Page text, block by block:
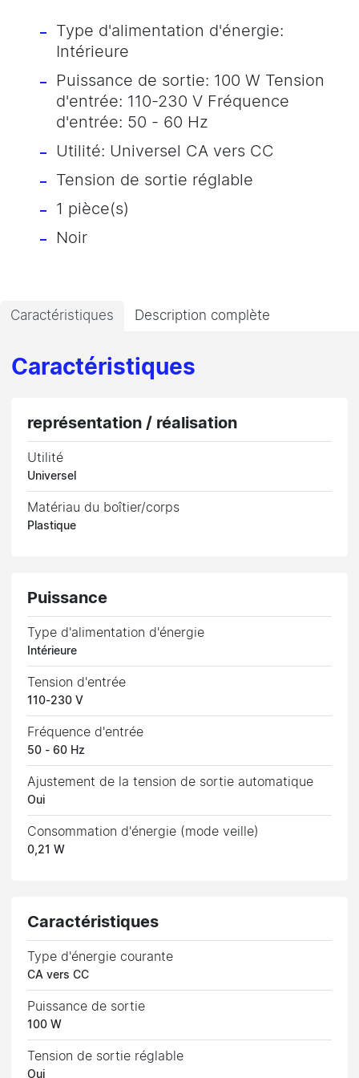
Type d'alimentation d'énergie:
Intérieure
Puissance de sortie: 100 W Tension
d'entrée: 110-230 V Fréquence
d'entrée: 50 - 60 Hz
Utilité: Universel CA vers CC
Tension de sortie réglable
1 pièce(s)
Noir
Caractéristiques Description complète
Caractéristiques
représentation / réalisation
Utilité
Universel
Matériau du boîtier/corps
Plastique
Puissance
Type d'alimentation d'énergie
Intérieure
Tension d'entrée
110-230 V
Fréquence d'entrée
50 - 60 Hz
Ajustement de la tension de sortie automatique
Oui
Consommation d'énergie (mode veille)
0,21 W
Caractéristiques
Type d'énergie courante
CA vers CC
Puissance de sortie
100 W
Tension de sortie réglable
Oui